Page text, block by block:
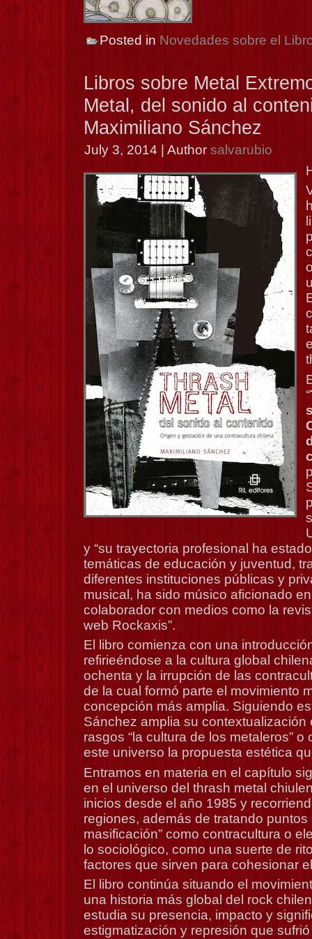
Posted in Novedades sobre el
Libros sobre Metal
Metal, del sonido al
Maximiliano Sánchez
July 3, 2014 | Author salvarubio
“
y “su trayectoria profesional ha
temáticas de educación y juventud,
diferentes instituciones públicas y
musical, ha sido músico aficionado
colaborador con medios como la
web Rockaxis”.
El libro comienza con una
refirieéndose a la cultura global
ochenta y la irrupción de las
de la cual formó parte el movimiento
concepción más amplia. Siguiendo
Sánchez amplia su
rasgos “la cultura de los metaleros”
este universo la propuesta estética
Entramos en materia en el capítulo
en el universo del thrash metal
inicios desde el año 1985 y
regiones, además de tratando puntos
masificación” como contracultura o
lo sociológico, como una suerte de
factores que sirven para cohesionar
El libro continúa situando el
una historia más global del rock
estudia su presencia, impacto y
estigmatización y represión que